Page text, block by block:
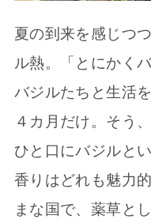
夏の到来を感じつ
ル熱。「とにかく
バジルたちと生活
４カ月だけ。そう
ひと口にバジルと
香りはどれも魅力
まな国で、薬草と